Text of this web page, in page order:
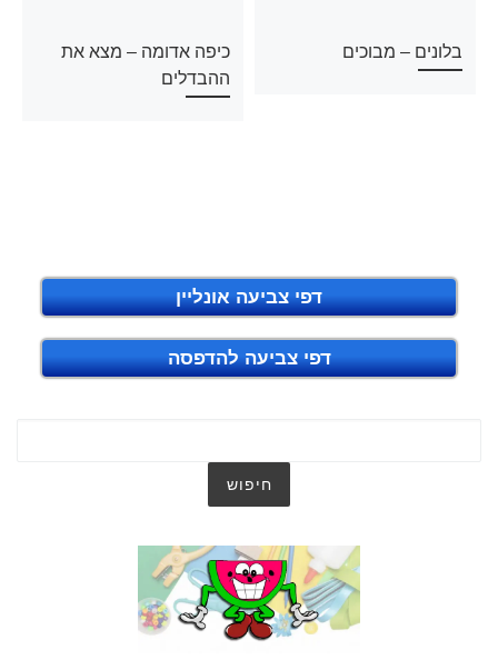
בלונים – מבוכים
כיפה אדומה – מצא את
ההבדלים
דפי צביעה אונליין
דפי צביעה להדפסה